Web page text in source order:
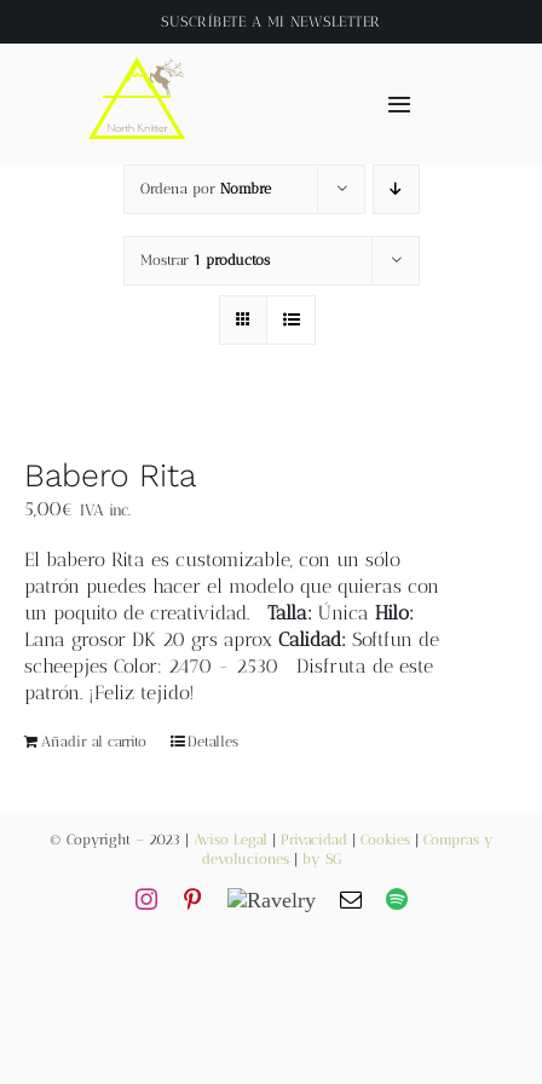
al
SUSCRÍBETE A MI NEWSLETTER
Toggle
Inicio
About
Tienda
Blog
Contacto
Mi cuenta
Ordena por Nombre
Mostrar 1 productos
Babero Rita
5,00€ IVA inc.
El babero Rita es customizable, con un sólo
patrón puedes hacer el modelo que quieras con
un poquito de creatividad. Talla: Única Hilo:
Lana grosor DK 20 grs aprox Calidad: Softfun de
scheepjes Color: 2470 - 2530 Disfruta de este
patrón. ¡Feliz tejido!
Añadir al carrito Detalles
© Copyright – 2023 | Aviso Legal Privacidad Cookies| Compras y
devoluciones| by SG